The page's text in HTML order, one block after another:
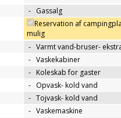
- Gassalg
Reservation af
mulig
- Varmt vand-bruser-
- Vaskekabiner
- Koleskab for gaster
- Opvask- kold vand
- Tojvask- kold vand
- Vaskemaskine